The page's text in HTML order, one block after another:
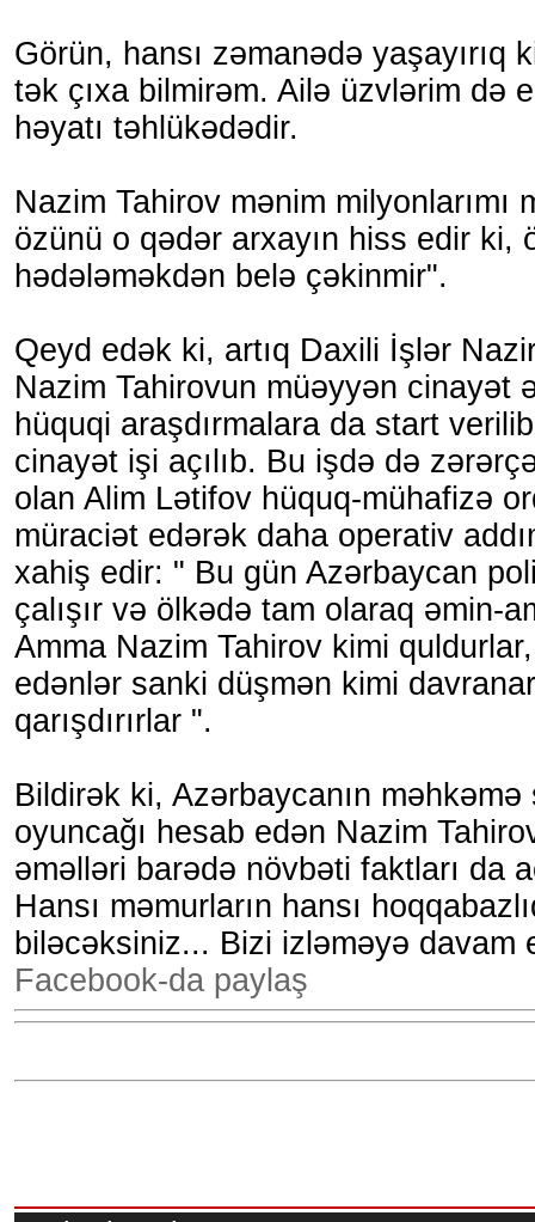
Görün, hansı zəmanədə yaşayırıq
tək çıxa bilmirəm. Ailə üzvlərim də
həyatı təhlükədədir.
Nazim Tahirov mənim milyonlarımı
özünü o qədər arxayın hiss edir ki,
hədələməkdən belə çəkinmir".
Qeyd edək ki, artıq Daxili İşlər
Nazim Tahirovun müəyyən cinayət
hüquqi araşdırmalara da start
cinayət işi açılıb. Bu işdə də
olan Alim Lətifov hüquq-mühafizə
müraciət edərək daha operativ
xahiş edir: " Bu gün Azərbaycan
çalışır və ölkədə tam olaraq əmin-
Amma Nazim Tahirov kimi
edənlər sanki düşmən kimi
qarışdırırlar ".
Bildirək ki, Azərbaycanın
oyuncağı hesab edən Nazim
əməlləri barədə növbəti faktları da
Hansı məmurların hansı
biləcəksiniz... Bizi izləməyə davam
Facebook-da paylaş